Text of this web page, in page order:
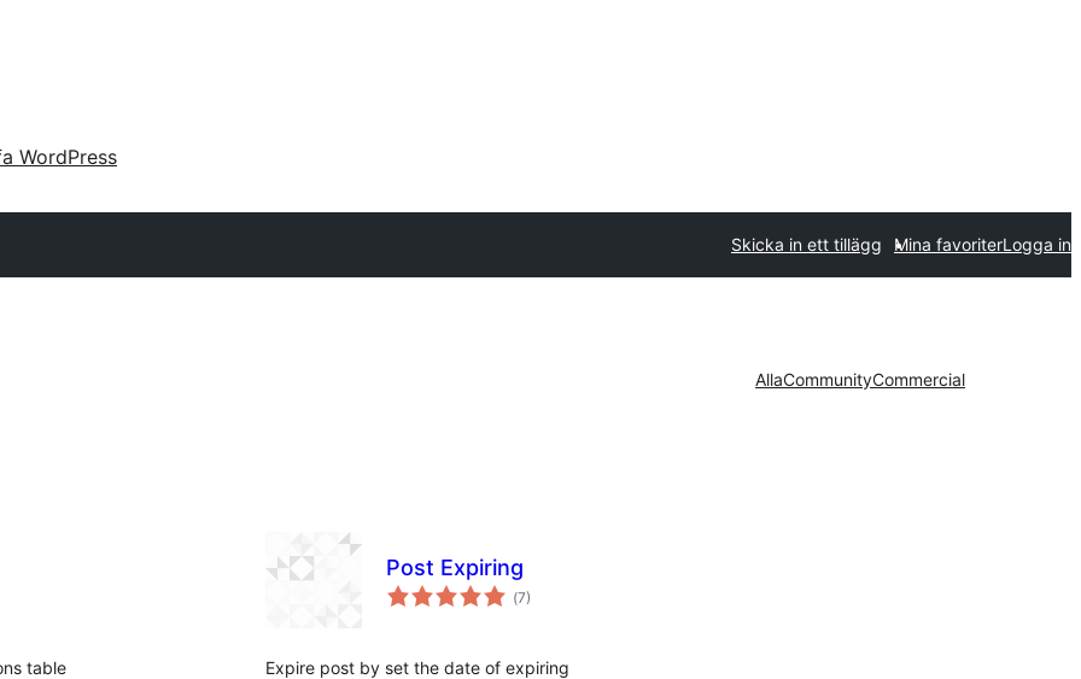
WordPress
Skicka in ett tillägg Mina favoriterLogga in
AllaCommunityCommercial
table
Post Expiring
(Totalt
antal
7)
Expire post by set the date of expiring